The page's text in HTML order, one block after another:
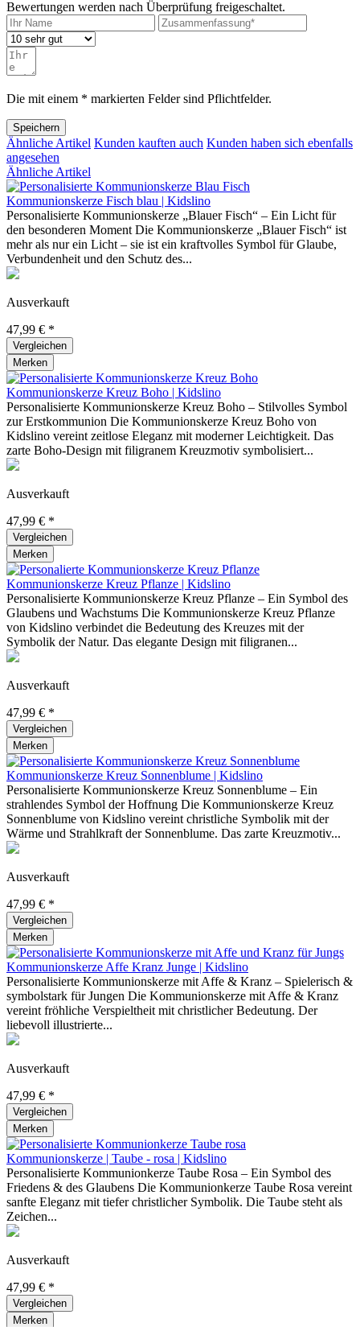
Bewertungen werden nach Überprüfung freigeschaltet.
Die mit einem * markierten Felder sind Pflichtfelder.
Speichern
Ähnliche Artikel Kunden kauften auch Kunden haben sich ebenfalls
angesehen
Ähnliche Artikel
Kommunionskerze Fisch blau | Kidslino
Personalisierte Kommunionskerze „Blauer Fisch“ – Ein Licht für
den besonderen Moment Die Kommunionskerze „Blauer Fisch“ ist
mehr als nur ein Licht – sie ist ein kraftvolles Symbol für Glaube,
Verbundenheit und den Schutz des...
Ausverkauft
47,99 € *
Vergleichen
Merken
Kommunionskerze Kreuz Boho | Kidslino
Personalisierte Kommunionskerze Kreuz Boho – Stilvolles Symbol
zur Erstkommunion Die Kommunionskerze Kreuz Boho von
Kidslino vereint zeitlose Eleganz mit moderner Leichtigkeit. Das
zarte Boho-Design mit filigranem Kreuzmotiv symbolisiert...
Ausverkauft
47,99 € *
Vergleichen
Merken
Kommunionskerze Kreuz Pflanze | Kidslino
Personalisierte Kommunionskerze Kreuz Pflanze – Ein Symbol des
Glaubens und Wachstums Die Kommunionskerze Kreuz Pflanze
von Kidslino verbindet die Bedeutung des Kreuzes mit der
Symbolik der Natur. Das elegante Design mit filigranen...
Ausverkauft
47,99 € *
Vergleichen
Merken
Kommunionskerze Kreuz Sonnenblume | Kidslino
Personalisierte Kommunionskerze Kreuz Sonnenblume – Ein
strahlendes Symbol der Hoffnung Die Kommunionskerze Kreuz
Sonnenblume von Kidslino vereint christliche Symbolik mit der
Wärme und Strahlkraft der Sonnenblume. Das zarte Kreuzmotiv...
Ausverkauft
47,99 € *
Vergleichen
Merken
Kommunionskerze Affe Kranz Junge | Kidslino
Personalisierte Kommunionskerze mit Affe & Kranz – Spielerisch &
symbolstark für Jungen Die Kommunionskerze mit Affe & Kranz
vereint fröhliche Verspieltheit mit christlicher Bedeutung. Der
liebevoll illustrierte...
Ausverkauft
47,99 € *
Vergleichen
Merken
Kommunionskerze | Taube - rosa | Kidslino
Personalisierte Kommunionkerze Taube Rosa – Ein Symbol des
Friedens & des Glaubens Die Kommunionkerze Taube Rosa vereint
sanfte Eleganz mit tiefer christlicher Symbolik. Die Taube steht als
Zeichen...
Ausverkauft
47,99 € *
Vergleichen
Merken